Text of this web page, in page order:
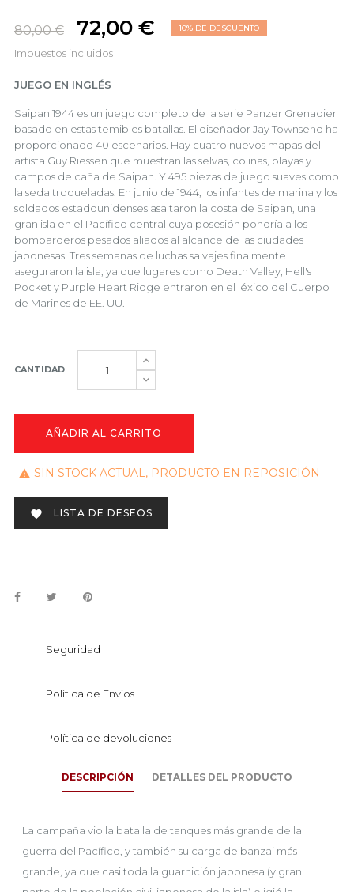
80,00 € 72,00 € 10% DE DESCUENTO
Impuestos incluidos
JUEGO EN INGLÉS
Saipan 1944 es un juego completo de la serie Panzer Grenadier
basado en estas temibles batallas. El diseñador Jay Townsend ha
proporcionado 40 escenarios. Hay cuatro nuevos mapas del
artista Guy Riessen que muestran las selvas, colinas, playas y
campos de caña de Saipan. Y 495 piezas de juego suaves como
la seda troqueladas. En junio de 1944, los infantes de marina y los
soldados estadounidenses asaltaron la costa de Saipan, una
gran isla en el Pacífico central cuya posesión pondría a los
bombarderos pesados ​​aliados al alcance de las ciudades
japonesas. Tres semanas de luchas salvajes finalmente
aseguraron la isla, ya que lugares como Death Valley, Hell's
Pocket y Purple Heart Ridge entraron en el léxico del Cuerpo
de Marines de EE. UU.
CANTIDAD
AÑADIR AL CARRITO
 SIN STOCK ACTUAL, PRODUCTO EN REPOSICIÓN
 LISTA DE DESEOS
Seguridad
Política de Envíos
Política de devoluciones
DESCRIPCIÓN DETALLES DEL PRODUCTO
La campaña vio la batalla de tanques más grande de la
guerra del Pacífico, y también su carga de banzai más
grande, ya que casi toda la guarnición japonesa (y gran